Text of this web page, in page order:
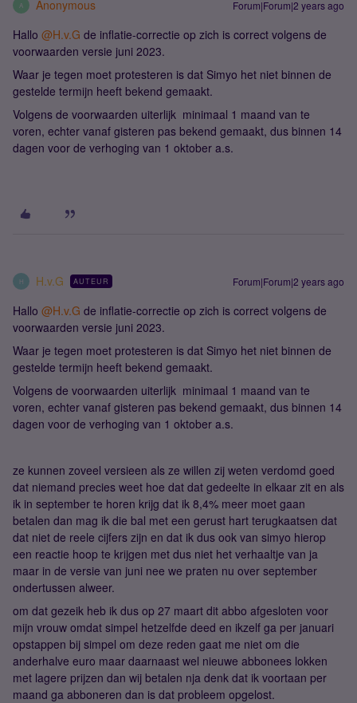
A Anonymous Forum|Forum|2 years ago
Hallo @H.v.G de inflatie-correctie op zich is correct volgens de
voorwaarden versie juni 2023.
Waar je tegen moet protesteren is dat Simyo het niet binnen de
gestelde termijn heeft bekend gemaakt.
Volgens de voorwaarden uiterlijk minimaal 1 maand van te
voren, echter vanaf gisteren pas bekend gemaakt, dus binnen 14
dagen voor de verhoging van 1 oktober a.s.
H H.v.G AUTEUR Forum|Forum|2 years ago
Hallo @H.v.G de inflatie-correctie op zich is correct volgens de
voorwaarden versie juni 2023.
Waar je tegen moet protesteren is dat Simyo het niet binnen de
gestelde termijn heeft bekend gemaakt.
Volgens de voorwaarden uiterlijk minimaal 1 maand van te
voren, echter vanaf gisteren pas bekend gemaakt, dus binnen 14
dagen voor de verhoging van 1 oktober a.s.
ze kunnen zoveel versieen als ze willen zij weten verdomd goed
dat niemand precies weet hoe dat dat gedeelte in elkaar zit en als
ik in september te horen krijg dat ik 8,4% meer moet gaan
betalen dan mag ik die bal met een gerust hart terugkaatsen dat
dat niet de reele cijfers zijn en dat ik dus ook van simyo hierop
een reactie hoop te krijgen met dus niet het verhaaltje van ja
maar in de versie van juni nee we praten nu over september
ondertussen alweer.
om dat gezeik heb ik dus op 27 maart dit abbo afgesloten voor
mijn vrouw omdat simpel hetzelfde deed en ikzelf ga per januari
opstappen bij simpel om deze reden gaat me niet om die
anderhalve euro maar daarnaast wel nieuwe abbonees lokken
met lagere prijzen dan wij betalen nja denk dat ik voortaan per
maand ga abboneren dan is dat probleem opgelost.